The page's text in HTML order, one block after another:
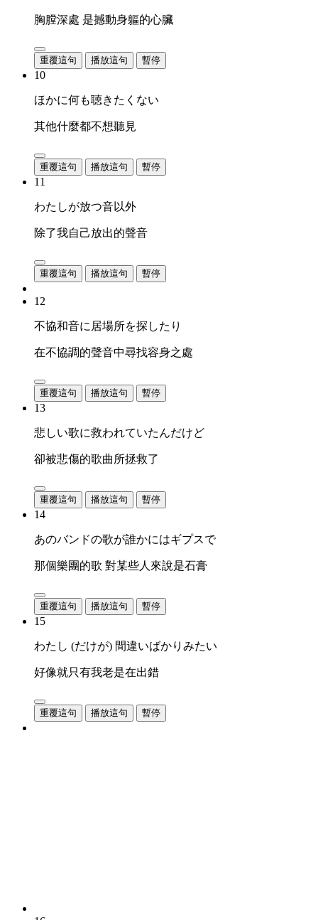
胸膛深處 是撼動身軀的心臟
重覆這句 播放這句 暫停
10
ほかに何も聴きたくない
其他什麼都不想聽見
重覆這句 播放這句 暫停
11
わたしが放つ音以外
除了我自己放出的聲音
重覆這句 播放這句 暫停
12
不協和音に居場所を探したり
在不協調的聲音中尋找容身之處
重覆這句 播放這句 暫停
13
悲しい歌に救われていたんだけど
卻被悲傷的歌曲所拯救了
重覆這句 播放這句 暫停
14
あのバンドの歌が誰かにはギプスで
那個樂團的歌 對某些人來說是石膏
重覆這句 播放這句 暫停
15
わたし (だけが) 間違いばかりみたい
好像就只有我老是在出錯
重覆這句 播放這句 暫停